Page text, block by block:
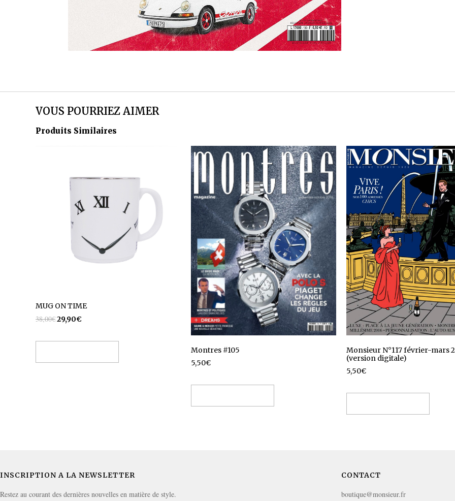
VOUS POURRIEZ AIMER
Produits Similaires
MUG ON TIME
38,00€29,90€
Montres #105
5,50€
Monsieur N°117 février-mars
(version digitale)
5,50€
INSCRIPTION A LA NEWSLETTER
Restez au courant des dernières nouvelles en matière de style.
CONTACT
boutique@monsieur.fr